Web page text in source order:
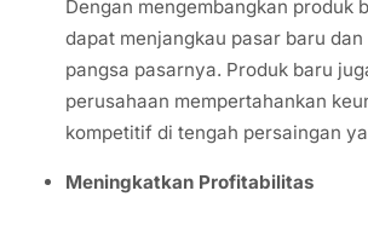
Dengan mengembangkan produk
dapat menjangkau pasar baru
pangsa pasarnya. Produk baru
perusahaan mempertahankan
kompetitif di tengah persaingan
Meningkatkan Profitabilitas